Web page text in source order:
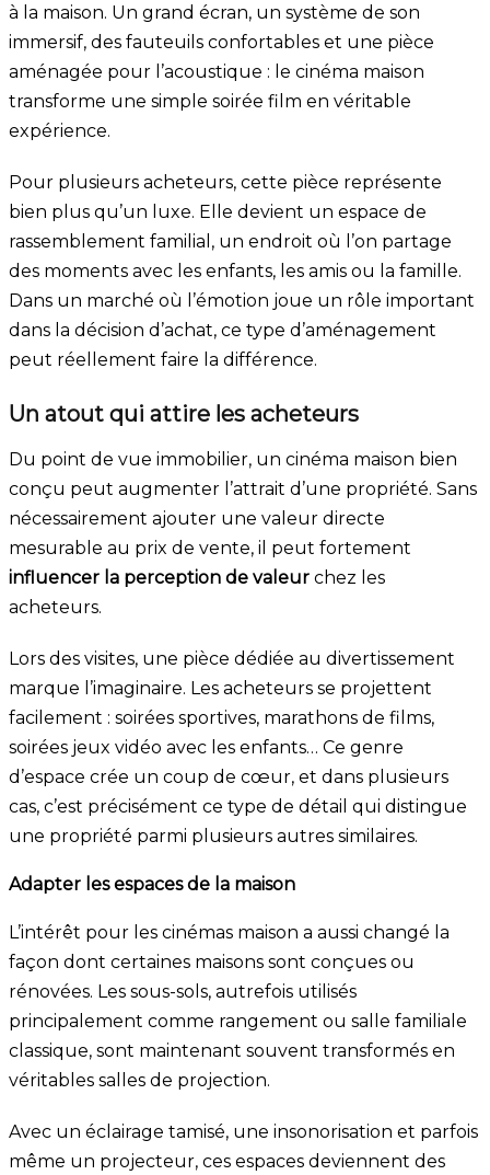
à la maison. Un grand écran, un système de son
immersif, des fauteuils confortables et une pièce
aménagée pour l’acoustique : le cinéma maison
transforme une simple soirée film en véritable
expérience.
Pour plusieurs acheteurs, cette pièce représente
bien plus qu’un luxe. Elle devient un espace de
rassemblement familial, un endroit où l’on partage
des moments avec les enfants, les amis ou la famille.
Dans un marché où l’émotion joue un rôle important
dans la décision d’achat, ce type d’aménagement
peut réellement faire la différence.
Un atout qui attire les acheteurs
Du point de vue immobilier, un cinéma maison bien
conçu peut augmenter l’attrait d’une propriété. Sans
nécessairement ajouter une valeur directe
mesurable au prix de vente, il peut fortement
influencer la perception de valeur chez les
acheteurs.
Lors des visites, une pièce dédiée au divertissement
marque l’imaginaire. Les acheteurs se projettent
facilement : soirées sportives, marathons de films,
soirées jeux vidéo avec les enfants… Ce genre
d’espace crée un coup de cœur, et dans plusieurs
cas, c’est précisément ce type de détail qui distingue
une propriété parmi plusieurs autres similaires.
Adapter les espaces de la maison
L’intérêt pour les cinémas maison a aussi changé la
façon dont certaines maisons sont conçues ou
rénovées. Les sous-sols, autrefois utilisés
principalement comme rangement ou salle familiale
classique, sont maintenant souvent transformés en
véritables salles de projection.
Avec un éclairage tamisé, une insonorisation et parfois
même un projecteur, ces espaces deviennent des